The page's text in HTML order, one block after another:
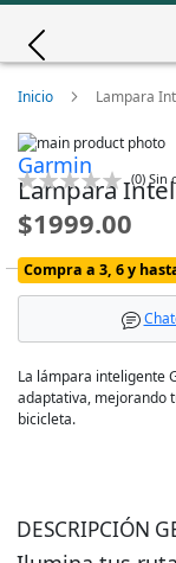
Saltar
Contenido
Inicio Lampara
Skip
to
the
end
of
images
gallery
Skip
to
the
beginning
the
images
Garmin
Lampara
Calificación:
0% of100
(0) Sin
$1999.00
Compra a 3, 6 y
La lámpara inteligente
adaptativa, mejorando
bicicleta.
DESCRIPCIÓN
Giro
Iscali
Magene
MET